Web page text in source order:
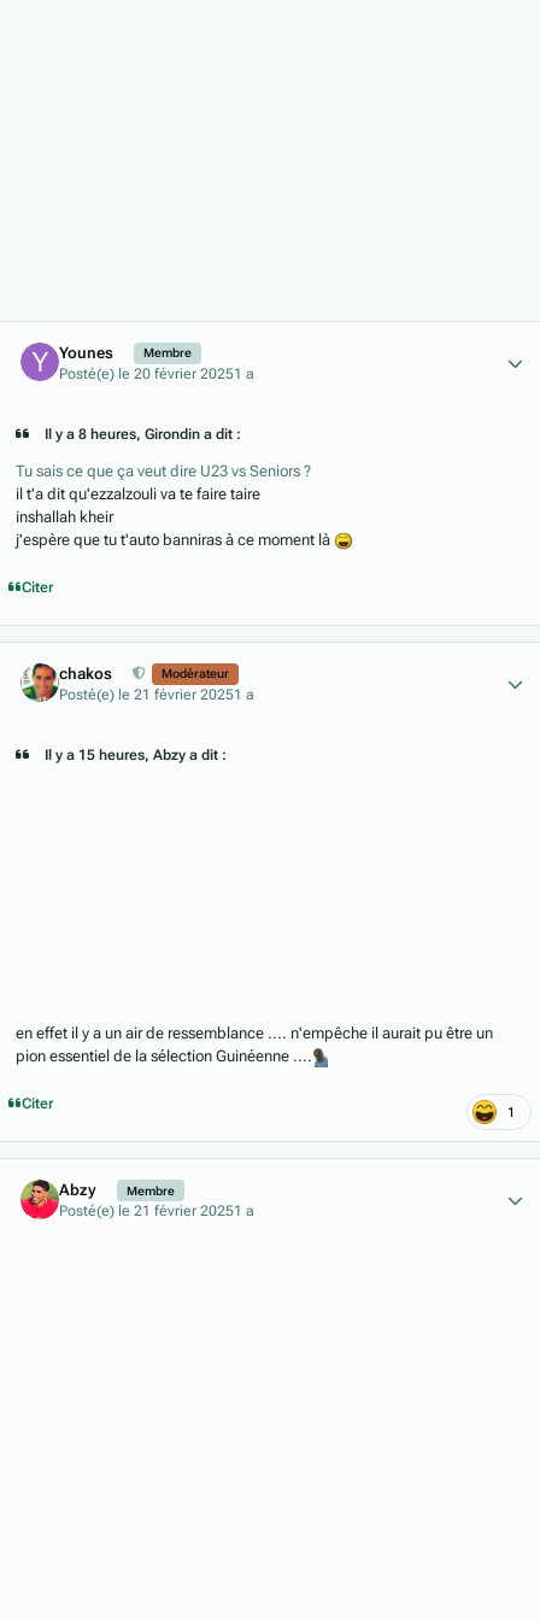
Younes Membre
Posté(e) le 20 février 20251 a
Il y a 8 heures, Girondin a dit :
Tu sais ce que ça veut dire U23 vs Seniors ?
il t'a dit qu'ezzalzouli va te faire taire
inshallah kheir
j'espère que tu t'auto banniras à ce moment là
Citer
chakos Modérateur
Posté(e) le 21 février 20251 a
Il y a 15 heures, Abzy a dit :
en effet il y a un air de ressemblance .... n'empêche il aurait pu être un
pion essentiel de la sélection Guinéenne ....
Citer 1
Abzy Membre
Posté(e) le 21 février 20251 a